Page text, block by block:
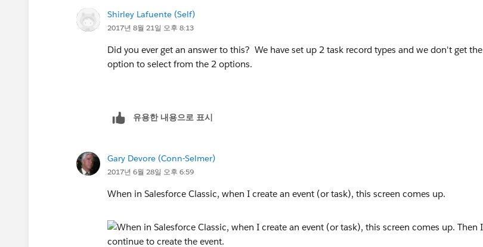
Shirley Lafuente (Self)
2017년 8월 21일 오후 8:13
Did you ever get an answer to this? We have set up 2 task record types and we don't get the
option to select from the 2 options.
유용한 내용으로 표시
Gary Devore (Conn-Selmer)
2017년 6월 28일 오후 6:59
When in Salesforce Classic, when I create an event (or task), this screen comes up.